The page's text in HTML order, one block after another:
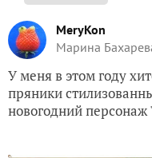
MeryKon
Марина
У меня в этом году
пряники
новогодний персонаж